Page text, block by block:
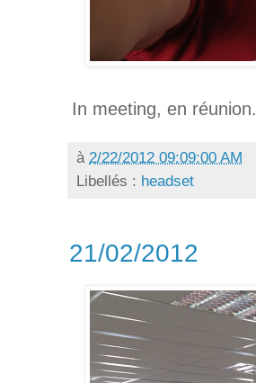
In meeting, en réunion.
à 2/22/2012 09:09:00 AM
Libellés : headset
21/02/2012